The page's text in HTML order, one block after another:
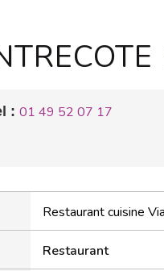
: 01 49 52 07 17
Restaurant cuisine
Restaurant